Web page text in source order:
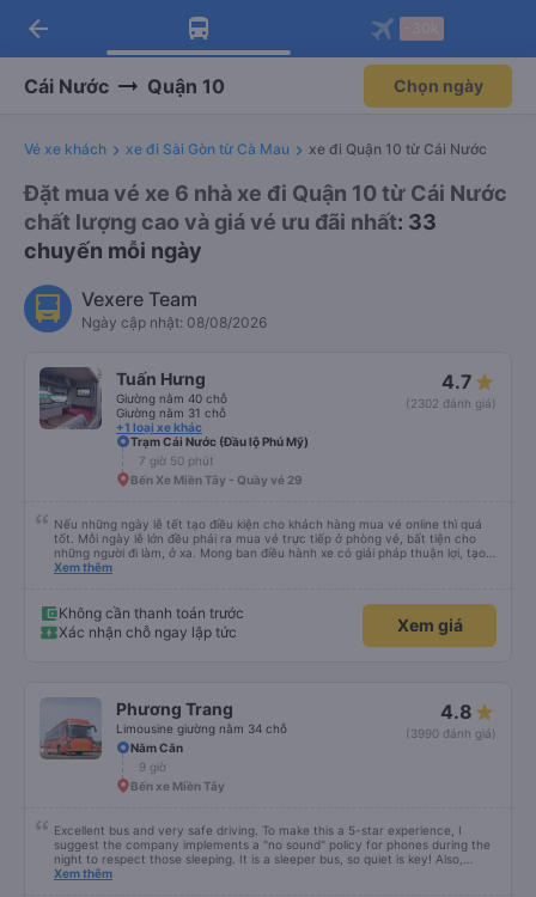
Tải app Vexere ngay!
Nhận ưu đãi thành viên độc
Mở app
Tải app Vexere
-30k/ghế khi đặt vé máy bay qua
Mở app
arrow_back
Cái Nước Quận 10 Chọn ngày
Vé xe khách xe đi Sài Gòn từ Cà Mau xe đi Quận 10 từ Cái Nước
Đặt mua vé xe 6 nhà xe đi Quận 10 từ Cái Nước
chất lượng cao và giá vé ưu đãi nhất: 33
chuyến mỗi ngày
Vexere Team
Ngày cập nhật: 08/08/2026
Tuấn Hưng
Giường nằm 40 chỗ
Giường nằm 31 chỗ
+1 loại xe khác
4.7
(2302 đánh giá)
Trạm Cái Nước (Đầu lộ Phú Mỹ)
7 giờ 50 phút
Bến Xe Miền Tây - Quầy vé 29
Nếu những ngày lễ tết tạo điều kiện cho khách hàng mua vé online thì quá
tốt. Mỗi ngày lễ lớn đều phải ra mua vé trực tiếp ở phòng vé, bất tiện cho
những người đi làm, ở xa. Mong ban điều hành xe có giải pháp thuận lợi, tạo
điều kiện cho khách hàng mua vé online (chuyển khoản khi mua vé). Kính
Xem thêm
Không cần thanh toán trước
Xác nhận chỗ ngay lập tức
Xem giá
Phương Trang
Limousine giường nằm 34 chỗ
4.8
(3990 đánh giá)
Năm Căn
9 giờ
Bến xe Miền Tây
Excellent bus and very safe driving. To make this a 5-star experience, I
suggest the company implements a "no sound" policy for phones during the
night to respect those sleeping. It is a sleeper bus, so quiet is key! Also,
please display the Wi-Fi password clearly inside the cabin for convenience. I
Xem thêm